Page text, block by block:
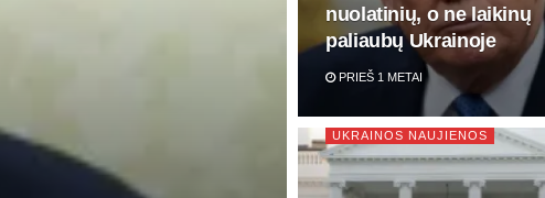
nuolatinių, o ne laikinų
paliaubų Ukrainoje
PRIEŠ 1 METAI
UKRAINOS NAUJIENOS